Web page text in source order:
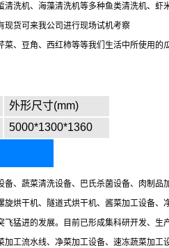
洗机、海藻清洗机等多种鱼类清洗机、
现货可来我公司进行现场试机考察
、豆角、西红柿等等我们生活中所使用
外形尺寸(mm)
5000*1300*1360
、蔬菜清洗设备、巴氏杀菌设备、肉制
烘干机、隧道式烘干机、酱菜加工设备
猛进的发展。目前已形成集科研开发、生
工流水线、净菜加工设备、速冻蔬菜加